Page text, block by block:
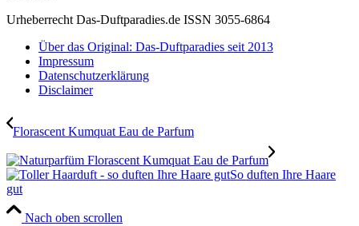
Urheberrecht Das-Duftparadies.de ISSN 3055-6864
Über das Original: Das-Duftparadies seit 2013
Impressum
Datenschutzerklärung
Disclaimer
Florascent Kumquat Eau de Parfum
So duften Ihre Haare
gut
Nach oben scrollen